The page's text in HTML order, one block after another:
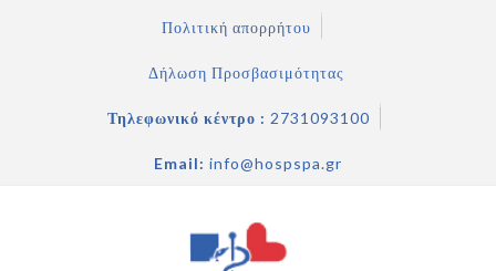
Πολιτική απορρήτου
Δήλωση Προσβασιμότητας
Τηλεφωνικό κέντρο : 2731093100
Email: info@hospspa.gr